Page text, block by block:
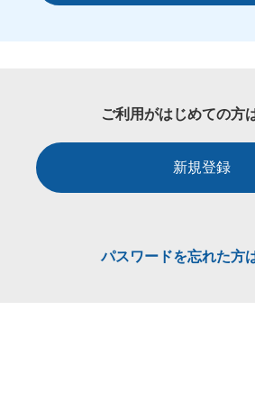
ご利用がはじめての方
新規登録
パスワードを忘れた方